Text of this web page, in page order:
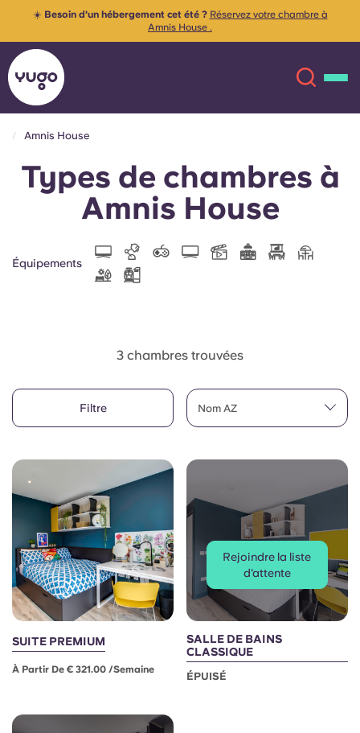
À propos
Plus
English (GB)
Chinese
Español
Català
Deutsch
French
Sélectionnez un pays
Choisissez une résidence
Se connecter
Réservez maintenant
English (GB)
English (US)
Chinese Español
☀️ Besoin d'un hébergement cet été ? Réservez votre chambre à
Amnis House .
Amnis House
Types de chambres à
Amnis House
Équipements
3 chambres trouvées
Filtre Nom AZ
SUITE PREMIUM
À Partir De € 321.00 /semaine
Rejoindre la liste
d'attente
SALLE DE BAINS
CLASSIQUE
ÉPUISÉ